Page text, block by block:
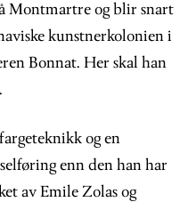
Montmartre og blir snart
kunstnerkolonien i
Bonnat. Her skal han
og en
enn den han har
av Emile Zolas og